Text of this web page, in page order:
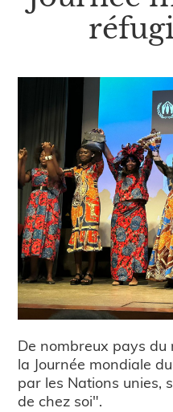
De nombreux pays
la Journée mondiale
par les Nations unies,
de chez soi".